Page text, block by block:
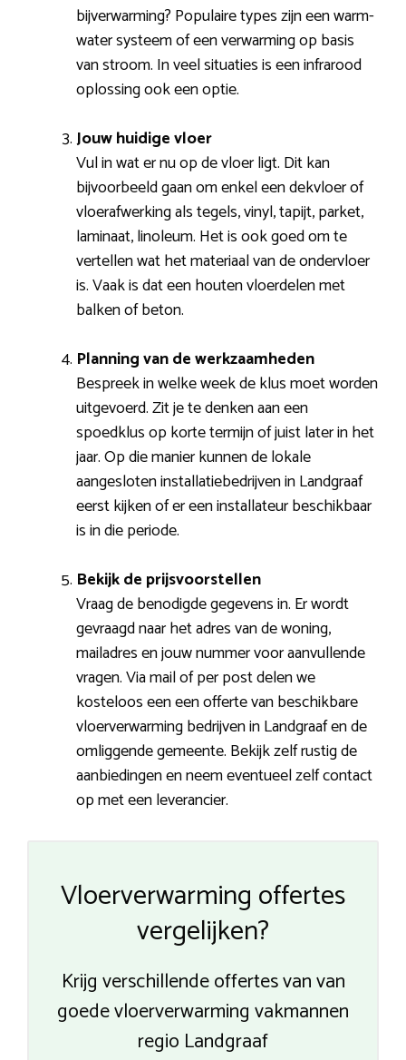
bijverwarming? Populaire types zijn een warm-
water systeem of een verwarming op basis
van stroom. In veel situaties is een infrarood
oplossing ook een optie.
Jouw huidige vloer
Vul in wat er nu op de vloer ligt. Dit kan
bijvoorbeeld gaan om enkel een dekvloer of
vloerafwerking als tegels, vinyl, tapijt, parket,
laminaat, linoleum. Het is ook goed om te
vertellen wat het materiaal van de ondervloer
is. Vaak is dat een houten vloerdelen met
balken of beton.
Planning van de werkzaamheden
Bespreek in welke week de klus moet worden
uitgevoerd. Zit je te denken aan een
spoedklus op korte termijn of juist later in het
jaar. Op die manier kunnen de lokale
aangesloten installatiebedrijven in Landgraaf
eerst kijken of er een installateur beschikbaar
is in die periode.
Bekijk de prijsvoorstellen
Vraag de benodigde gegevens in. Er wordt
gevraagd naar het adres van de woning,
mailadres en jouw nummer voor aanvullende
vragen. Via mail of per post delen we
kosteloos een een offerte van beschikbare
vloerverwarming bedrijven in Landgraaf en de
omliggende gemeente. Bekijk zelf rustig de
aanbiedingen en neem eventueel zelf contact
op met een leverancier.
Vloerverwarming offertes
vergelijken?
Krijg verschillende offertes van van
goede vloerverwarming vakmannen
regio Landgraaf